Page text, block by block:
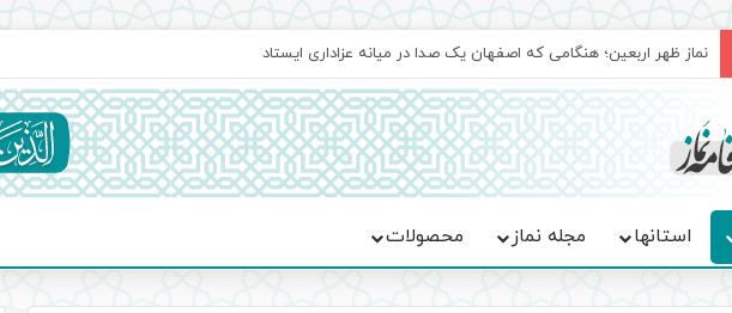
برگزاری باشکوه نمازهای جماعت در موکب فاطمه الزهرا (س)
استانها مجله نماز محصولات